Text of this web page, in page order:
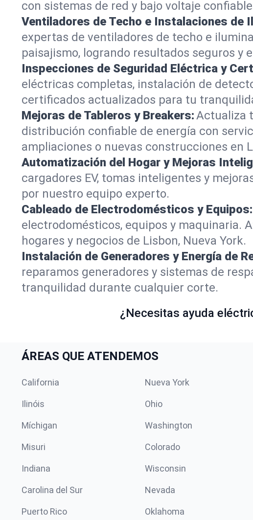
con sistemas de red y bajo voltaje
Ventiladores de Techo e Instalaciones de
expertas de ventiladores de techo e
paisajismo, logrando resultados seguros y
Inspecciones de Seguridad Eléctrica y
eléctricas completas, instalación de
certificados actualizados para tu
Mejoras de Tableros y Breakers:Actualiza
distribución confiable de energía con
ampliaciones o nuevas construcciones en
Automatización del Hogar y Mejoras
cargadores EV, tomas inteligentes y
por nuestro equipo experto.
Cableado de Electrodomésticos y Equipos:
electrodomésticos, equipos y maquinaria.
hogares y negocios de Lisbon, Nueva York.
Instalación de Generadores y Energía de
reparamos generadores y sistemas de
tranquilidad durante cualquier corte.
¿Necesitas ayuda
ÁREAS QUE ATENDEMOS
California Nueva York
Ilinóis Ohio
Míchigan Washington
Misuri Colorado
Indiana Wisconsin
Carolina del Sur Nevada
Puerto Rico Oklahoma